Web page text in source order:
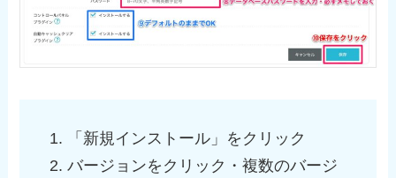
「新規インストール」をクリック
バージョンをクリック・複数のバージ